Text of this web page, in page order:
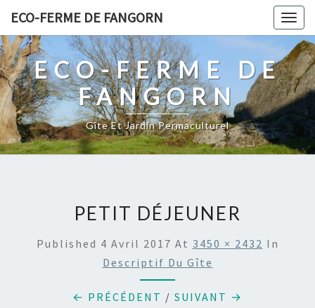
content
ECO-FERME DE FANGORN
ECO-FERME DE
FANGORN
Gîte Et Jardin Permaculturel
PETIT DÉJEUNER
Published 4 Avril 2017 At 3450 × 2432 In
Descriptif Du Gîte
← PRÉCÉDENT / SUIVANT →